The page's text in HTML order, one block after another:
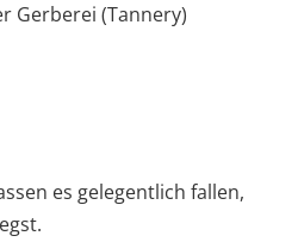
Gerberei (Tannery)
es gelegentlich fallen,